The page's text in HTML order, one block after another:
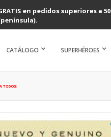
en pedidos superiores a 50
CATÁLOGO SUPERHÉROES
TODOS!